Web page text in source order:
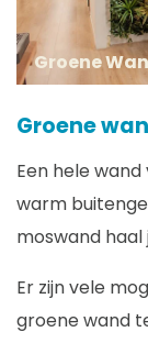
Groene
Groene
Een hele
warm
moswand
Er zijn vele
groene wand